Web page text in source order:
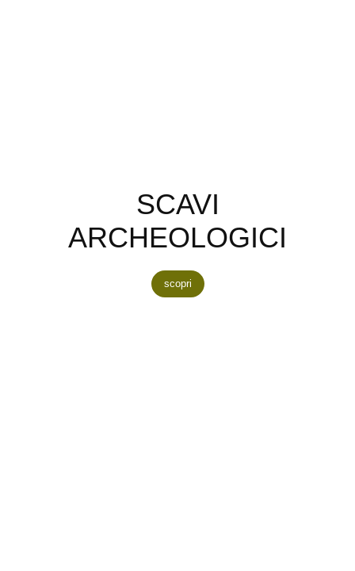
SCAVI
ARCHEOLOGICI
scopri